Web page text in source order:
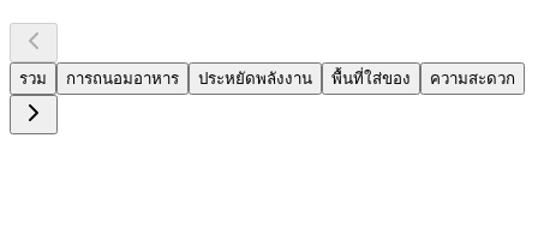
รวม การถนอมอาหาร ประหยัดพลังงาน พื้นที่ใส่ของ ความสะดวก